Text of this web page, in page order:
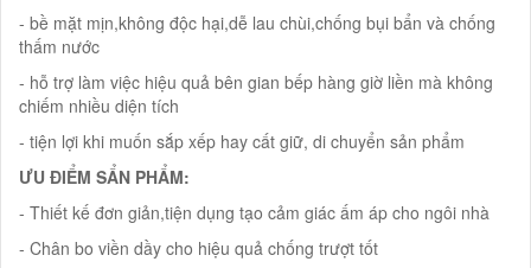
- bề mặt mịn,không độc hại,dễ lau chùi,chống bụi bẩn và chống
thấm nước
- hỗ trợ làm việc hiệu quả bên gian bếp hàng giờ liền mà không
chiếm nhiều diện tích
- tiện lợi khi muốn sắp xếp hay cất giữ, di chuyển sản phẩm
ƯU ĐIỂM SẨN PHẨM:
- Thiết kế đơn giản,tiện dụng tạo cảm giác ấm áp cho ngôi nhà
- Chân bo viền dầy cho hiệu quả chống trượt tốt